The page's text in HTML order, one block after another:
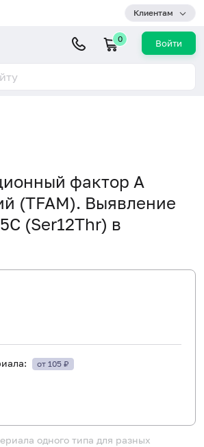
Клиентам
0 Войти
фактор А
(TFAM). Выявление
(Ser12Thr) в
от 105 ₽
одного типа для разных